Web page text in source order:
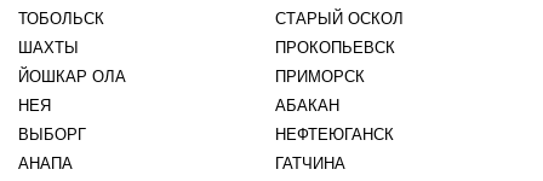
ТОБОЛЬСК
СТАРЫЙ ОСКОЛ
ШАХТЫ
ПРОКОПЬЕВСК
ЙОШКАР ОЛА
ПРИМОРСК
НЕЯ
АБАКАН
ВЫБОРГ
НЕФТЕЮГАНСК
АНАПА
ГАТЧИНА